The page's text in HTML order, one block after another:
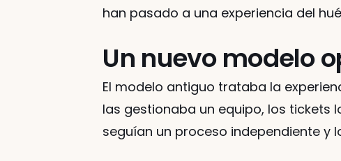
han pasado a una experiencia del
Un nuevo modelo
El modelo antiguo trataba la
las gestionaba un equipo, los tickets
seguían un proceso independiente